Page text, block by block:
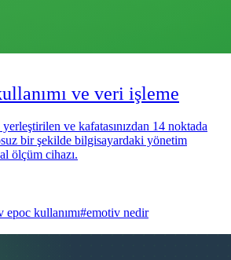
ve veri işleme
ve kafatasınızdan 14 noktada
bir şekilde bilgisayardaki yönetim
ölçüm cihazı.
epoc kullanımı#emotiv nedir